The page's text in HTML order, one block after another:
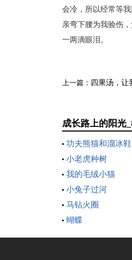
会冷，所以经常等
亲弯下腰为我验伤
一两滴眼泪。
上一篇： 四果汤，让
成长路上的阳光
功夫熊猫和溜冰鞋
小老虎种树
我的毛绒小猫
小兔子过河
马钻火圈
蝴蝶